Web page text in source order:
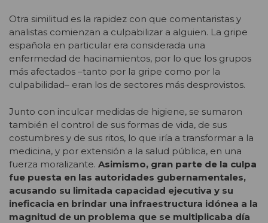
Otra similitud es la rapidez con que comentaristas y
analistas comienzan a culpabilizar a alguien. La gripe
española en particular era considerada una
enfermedad de hacinamientos, por lo que los grupos
más afectados –tanto por la gripe como por la
culpabilidad– eran los de sectores más desprovistos.
Junto con inculcar medidas de higiene, se sumaron
también el control de sus formas de vida, de sus
costumbres y de sus ritos, lo que iría a transformar a la
medicina, y por extensión a la salud pública, en una
fuerza moralizante. Asimismo, gran parte de la culpa
fue puesta en las autoridades gubernamentales,
acusando su limitada capacidad ejecutiva y su
ineficacia en brindar una infraestructura idónea a la
magnitud de un problema que se multiplicaba día